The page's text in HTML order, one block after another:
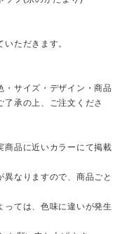
ただきます。
・サイズ・デザイン・商品
承の上、ご注文くださ
商品に近いカラーにて掲載
異なりますので、商品ごと
っては、色味に違いが発生